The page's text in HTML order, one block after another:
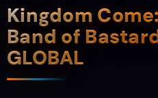
Kingdom
Band of
GLOBAL